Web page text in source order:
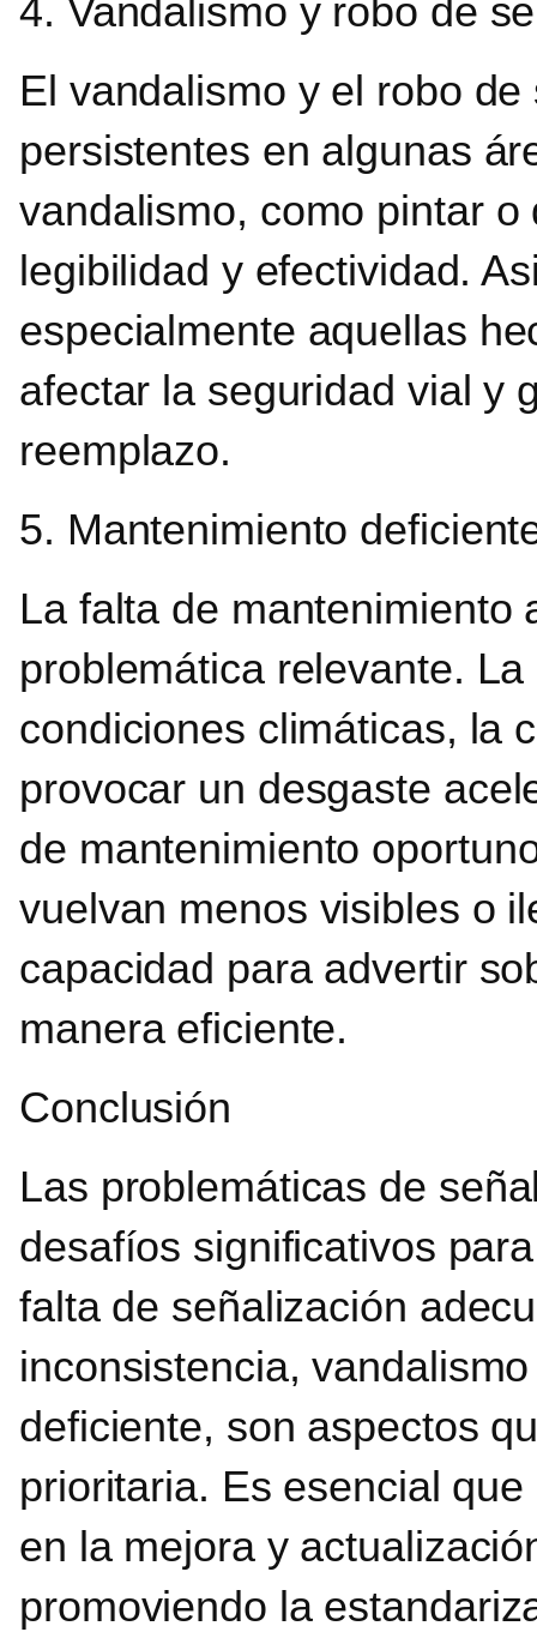
4. Vandalismo y robo de
El vandalismo y el robo
persistentes en algunas
vandalismo, como pintar
legibilidad y efectividad.
especialmente aquellas
afectar la seguridad vial y
reemplazo.
5. Mantenimiento
La falta de mantenimiento
problemática relevante.
condiciones climáticas, la
provocar un desgaste
de mantenimiento
vuelvan menos visibles o
capacidad para advertir
manera eficiente.
Conclusión
Las problemáticas de
desafíos significativos
falta de señalización
inconsistencia,
deficiente, son aspectos
prioritaria. Es esencial
en la mejora y
promoviendo la